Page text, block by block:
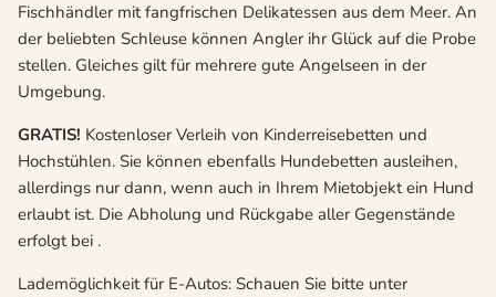
Fischhändler mit fangfrischen Delikatessen aus dem Meer. An
der beliebten Schleuse können Angler ihr Glück auf die Probe
stellen. Gleiches gilt für mehrere gute Angelseen in der
Umgebung.
GRATIS! Kostenloser Verleih von Kinderreisebetten und
Hochstühlen. Sie können ebenfalls Hundebetten ausleihen,
allerdings nur dann, wenn auch in Ihrem Mietobjekt ein Hund
erlaubt ist. Die Abholung und Rückgabe aller Gegenstände
erfolgt bei .
Lademöglichkeit für E-Autos: Schauen Sie bitte unter